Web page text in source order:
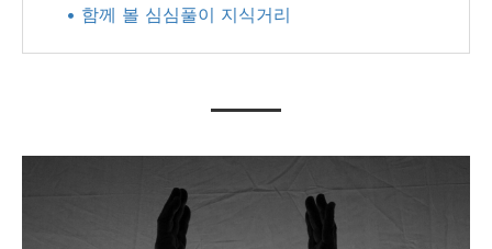
• 함께 볼 심심풀이 지식거리